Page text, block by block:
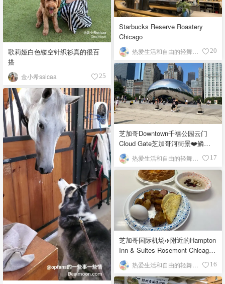
歌莉娅白色镂空针织衫真的很百
搭
金小希ssicaa 25
Starbucks Reserve Roastery
Chicago
20
芝加哥Downtown千禧公园云门
Cloud Gate芝加哥河街景❤️鳞次
栉比的高楼
17
芝加哥国际机场✈️附近的Hampton
Inn & Suites Rosemont Chicago
O'Hare自助早餐
16